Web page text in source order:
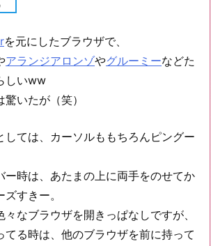
を元にしたブラウザで、
アランジアロンゾやグルーミーなどた
しいww
いたが（笑）
しては、カーソルももちろんピングー
ー時は、あたまの上に両手をのせてか
すきー。
なブラウザを開きっぱなしですが、
てる時は、他のブラウザを前に持って